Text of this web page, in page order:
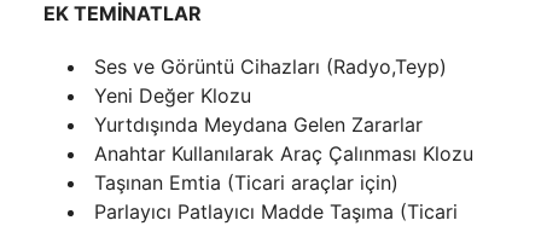
EK TEMİNATLAR
Ses ve Görüntü Cihazları (Radyo,Teyp)
Yeni Değer Klozu
Yurtdışında Meydana Gelen Zararlar
Anahtar Kullanılarak Araç Çalınması Klozu
Taşınan Emtia (Ticari araçlar için)
Parlayıcı Patlayıcı Madde Taşıma (Ticari